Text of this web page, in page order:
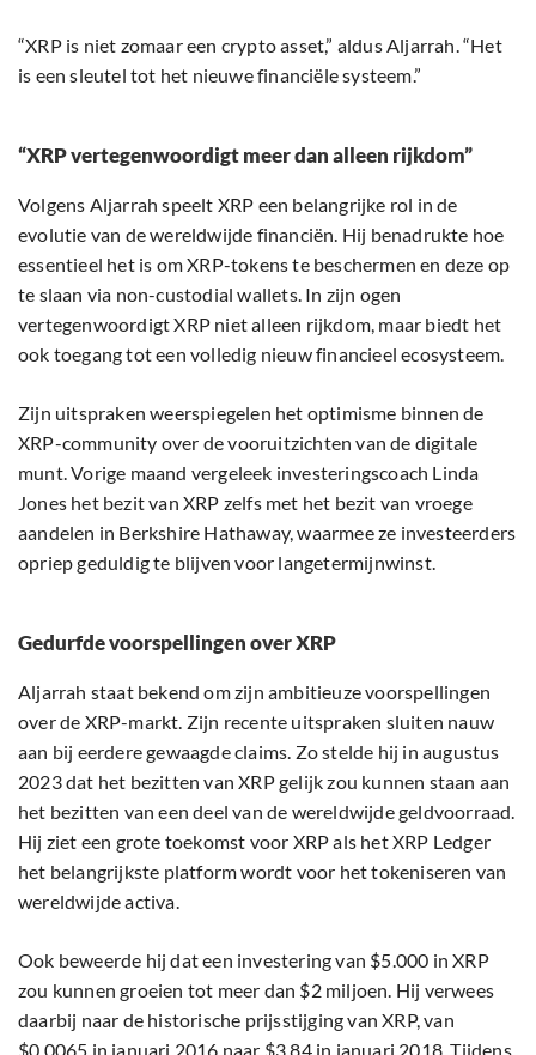
“XRP is niet zomaar een crypto asset,” aldus Aljarrah. “Het
is een sleutel tot het nieuwe financiële systeem.”
“XRP vertegenwoordigt meer dan alleen rijkdom”
Volgens Aljarrah speelt XRP een belangrijke rol in de
evolutie van de wereldwijde financiën. Hij benadrukte hoe
essentieel het is om XRP-tokens te beschermen en deze op
te slaan via non-custodial wallets. In zijn ogen
vertegenwoordigt XRP niet alleen rijkdom, maar biedt het
ook toegang tot een volledig nieuw financieel ecosysteem.
Zijn uitspraken weerspiegelen het optimisme binnen de
XRP-community over de vooruitzichten van de digitale
munt. Vorige maand vergeleek investeringscoach Linda
Jones het bezit van XRP zelfs met het bezit van vroege
aandelen in Berkshire Hathaway, waarmee ze investeerders
opriep geduldig te blijven voor langetermijnwinst.
Gedurfde voorspellingen over XRP
Aljarrah staat bekend om zijn ambitieuze voorspellingen
over de XRP-markt. Zijn recente uitspraken sluiten nauw
aan bij eerdere gewaagde claims. Zo stelde hij in augustus
2023 dat het bezitten van XRP gelijk zou kunnen staan aan
het bezitten van een deel van de wereldwijde geldvoorraad.
Hij ziet een grote toekomst voor XRP als het XRP Ledger
het belangrijkste platform wordt voor het tokeniseren van
wereldwijde activa.
Ook beweerde hij dat een investering van $5.000 in XRP
zou kunnen groeien tot meer dan $2 miljoen. Hij verwees
daarbij naar de historische prijsstijging van XRP, van
$0,0065 in januari 2016 naar $3,84 in januari 2018. Tijdens